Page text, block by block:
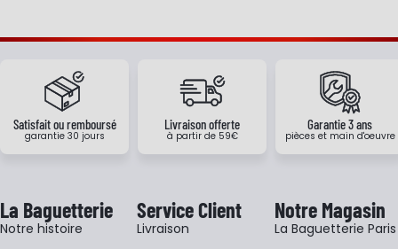
Satisfait ou remboursé
garantie 30 jours
Livraison offerte
à partir de 59€
Garantie 3 ans
pièces et main d'oeuvre
La Baguetterie
Notre histoire
Service Client
Livraison
Notre Magasin
La Baguetterie Paris